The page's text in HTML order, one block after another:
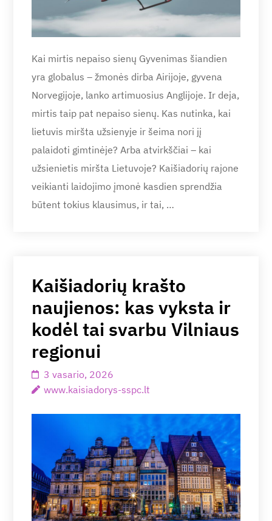
Kai mirtis nepaiso sienų Gyvenimas šiandien
yra globalus – žmonės dirba Airijoje, gyvena
Norvegijoje, lanko artimuosius Anglijoje. Ir deja,
mirtis taip pat nepaiso sienų. Kas nutinka, kai
lietuvis miršta užsienyje ir šeima nori jį
palaidoti gimtinėje? Arba atvirkščiai – kai
užsienietis miršta Lietuvoje? Kaišiadorių rajone
veikianti laidojimo įmonė kasdien sprendžia
būtent tokius klausimus, ir tai, …
Kaišiadorių krašto
naujienos: kas vyksta ir
kodėl tai svarbu Vilniaus
regionui
3 vasario, 2026
www.kaisiadorys-sspc.lt